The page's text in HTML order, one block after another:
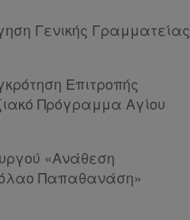
Γενικής Γραμματείας
Επιτροπής
Πρόγραμμα Αγίου
«Ανάθεση
Παπαθανάση»